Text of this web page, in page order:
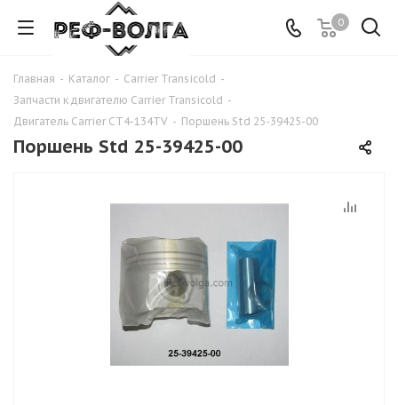
0
Главная - Каталог - Carrier Transicold -
Запчасти к двигателю Carrier Transicold -
Двигатель Carrier CT4-134TV - Поршень Std 25-39425-00
Поршень Std 25-39425-00